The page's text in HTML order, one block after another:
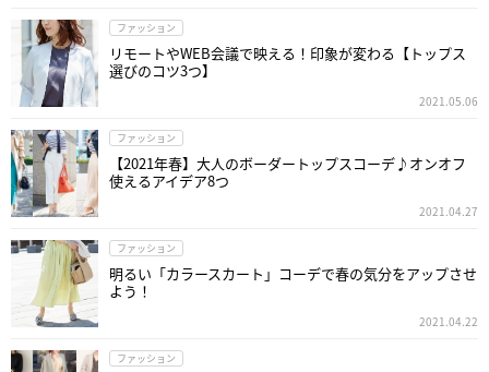
ファッション
リモートやWEB会議で映える！印象が変わる【トップス
選びのコツ3つ】
2021.05.06
ファッション
【2021年春】大人のボーダートップスコーデ♪オンオフ
使えるアイデア8つ
2021.04.27
ファッション
明るい「カラースカート」コーデで春の気分をアップさせ
よう！
2021.04.22
ファッション